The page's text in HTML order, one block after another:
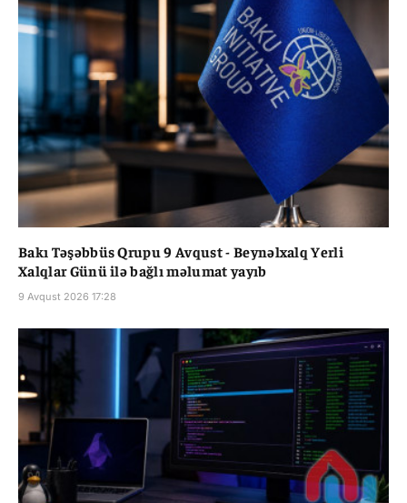
Bakı Təşəbbüs Qrupu 9 Avqust - Beynəlxalq Yerli
Xalqlar Günü ilə bağlı məlumat yayıb
9 Avqust 2026 17:28